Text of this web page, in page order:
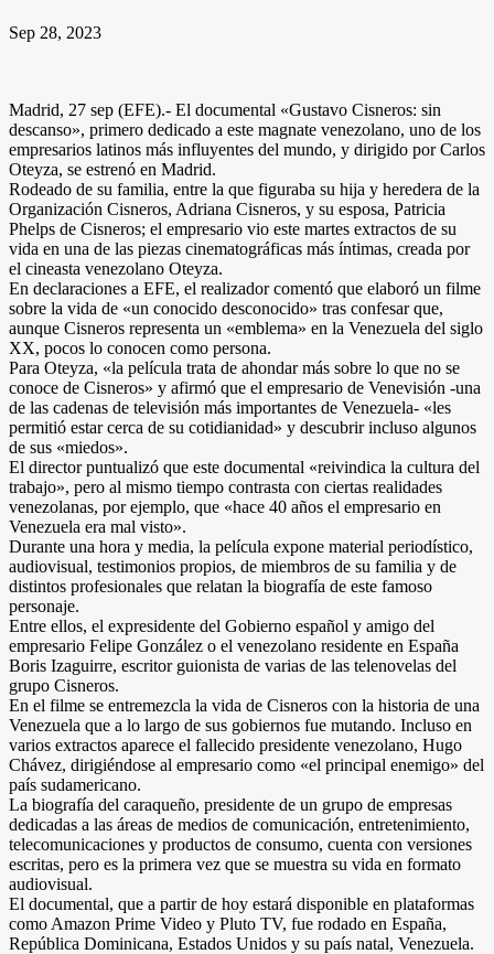
Sep 28, 2023
Madrid, 27 sep (EFE).- El documental «Gustavo Cisneros: sin
descanso», primero dedicado a este magnate venezolano, uno de los
empresarios latinos más influyentes del mundo, y dirigido por Carlos
Oteyza, se estrenó en Madrid.
Rodeado de su familia, entre la que figuraba su hija y heredera de la
Organización Cisneros, Adriana Cisneros, y su esposa, Patricia
Phelps de Cisneros; el empresario vio este martes extractos de su
vida en una de las piezas cinematográficas más íntimas, creada por
el cineasta venezolano Oteyza.
En declaraciones a EFE, el realizador comentó que elaboró un filme
sobre la vida de «un conocido desconocido» tras confesar que,
aunque Cisneros representa un «emblema» en la Venezuela del siglo
XX, pocos lo conocen como persona.
Para Oteyza, «la película trata de ahondar más sobre lo que no se
conoce de Cisneros» y afirmó que el empresario de Venevisión -una
de las cadenas de televisión más importantes de Venezuela- «les
permitió estar cerca de su cotidianidad» y descubrir incluso algunos
de sus «miedos».
El director puntualizó que este documental «reivindica la cultura del
trabajo», pero al mismo tiempo contrasta con ciertas realidades
venezolanas, por ejemplo, que «hace 40 años el empresario en
Venezuela era mal visto».
Durante una hora y media, la película expone material periodístico,
audiovisual, testimonios propios, de miembros de su familia y de
distintos profesionales que relatan la biografía de este famoso
personaje.
Entre ellos, el expresidente del Gobierno español y amigo del
empresario Felipe González o el venezolano residente en España
Boris Izaguirre, escritor guionista de varias de las telenovelas del
grupo Cisneros.
En el filme se entremezcla la vida de Cisneros con la historia de una
Venezuela que a lo largo de sus gobiernos fue mutando. Incluso en
varios extractos aparece el fallecido presidente venezolano, Hugo
Chávez, dirigiéndose al empresario como «el principal enemigo» del
país sudamericano.
La biografía del caraqueño, presidente de un grupo de empresas
dedicadas a las áreas de medios de comunicación, entretenimiento,
telecomunicaciones y productos de consumo, cuenta con versiones
escritas, pero es la primera vez que se muestra su vida en formato
audiovisual.
El documental, que a partir de hoy estará disponible en plataformas
como Amazon Prime Video y Pluto TV, fue rodado en España,
República Dominicana, Estados Unidos y su país natal, Venezuela.